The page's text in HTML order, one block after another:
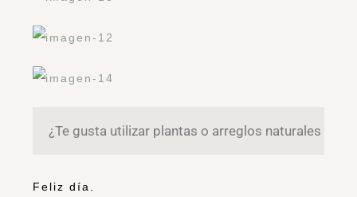
¿Te gusta utilizar plantas o arreglos naturales
Feliz día.